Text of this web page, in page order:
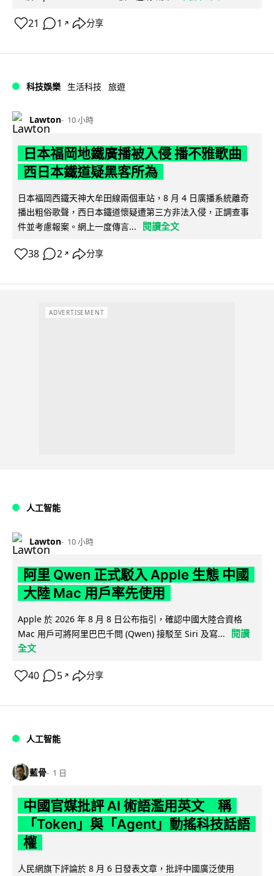
21 1 ↗ 分享
科技娛樂 生活科技 旅遊
Lawton 10 小時
日本福岡地鐵廣播被入侵 播不雅歌曲
西日本鐵道疑黑客所為
日本福岡西鐵天神大牟田線兩個車站，8 月 4 日廣播系統離奇
播出粗俗歌聲，西日本鐵道懷疑遭第三方非法入侵，正調查事
件並考慮報案。網上一度傳言...
閱讀全文
38 2 ↗ 分享
ADVERTISEMENT
人工智能
Lawton 10 小時
阿里 Qwen 正式駁入 Apple 生態 中國
大陸 Mac 用戶率先使用
Apple 於 2026 年 8 月 8 日公布指引，確認中國大陸合資格
Mac 用戶可將阿里巴巴千問 (Qwen) 接駁至 Siri 及寫...
閱讀
全文
40 5 ↗ 分享
人工智能
藍骨 1 日
中國官媒批評 AI 術語濫用英文 稱
「Token」與「Agent」動搖科技話語
權
人民網旗下評論於 8 月 6 日發表文章，批評中國廣泛使用